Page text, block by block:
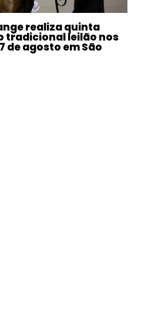
realiza quinta
tradicional leilão nos
de agosto em São